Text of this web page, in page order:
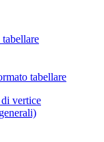
tabellare
vertice